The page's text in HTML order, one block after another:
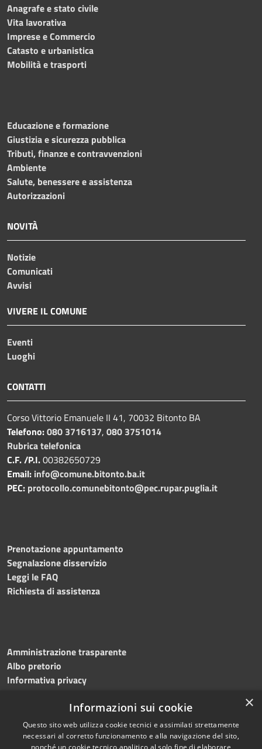
Anagrafe e stato civile
Vita lavorativa
Imprese e Commercio
Catasto e urbanistica
Mobilità e trasporti
Educazione e formazione
Giustizia e sicurezza pubblica
Tributi, finanze e contravvenzioni
Ambiente
Salute, benessere e assistenza
Autorizzazioni
NOVITÀ
Notizie
Comunicati
Avvisi
VIVERE IL COMUNE
Eventi
Luoghi
CONTATTI
Corso Vittorio Emanuele II 41, 70032 Bitonto BA
Telefono:080 3716137, 080 3751014
Rubrica telefonica
C.F. /P.I.00382650729
Email: info@comune.bitonto.ba.it
PEC: protocollo.comunebitonto@pec.rupar.puglia.it
Prenotazione appuntamento
Segnalazione disservizio
Leggi le FAQ
Richiesta di assistenza
Amministrazione trasparente
Albo pretorio
Informativa privacy
Dichiarazione di accessibilità Meccanismo di feedback ×
Informazioni sui cookie
Questo sito web utilizza cookie tecnici e assimilati strettamente
necessari al corretto funzionamento e alla navigazione del sito,
nonché un cookie tecnico analitico al solo fine di elaborare